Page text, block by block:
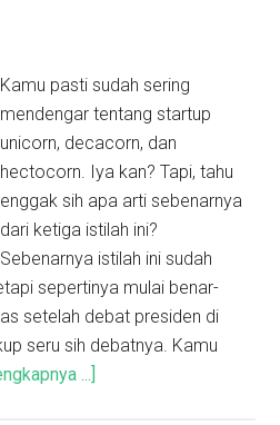
Kamu pasti sudah sering
mendengar tentang startup
unicorn, decacorn, dan
hectocorn. Iya kan? Tapi, tahu
enggak sih apa arti sebenarnya
dari ketiga istilah ini?
Sebenarnya istilah ini sudah
sepertinya mulai benar-
setelah debat presiden di
seru sih debatnya. Kamu
...]